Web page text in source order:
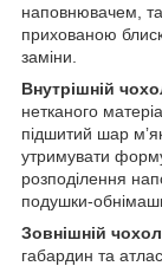
наповнювачем, та
прихованою
заміни.
Внутрішній
нетканого
підшитий шар
утримувати
розподілення
подушки-
Зовнішній чохол
габардин та